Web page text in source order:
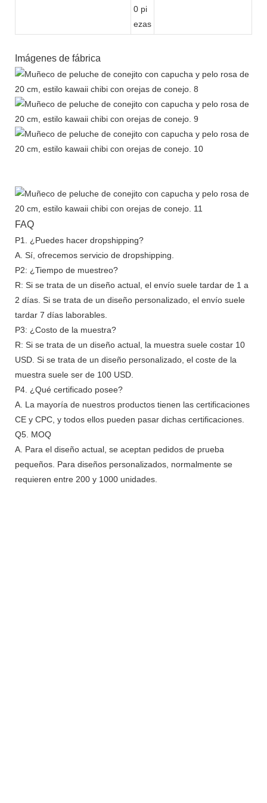
0 pi
ezas
Imágenes de fábrica
FAQ
P1. ¿Puedes hacer dropshipping?
A. Sí, ofrecemos servicio de dropshipping.
P2: ¿Tiempo de muestreo?
R: Si se trata de un diseño actual, el envío suele tardar de 1 a
2 días. Si se trata de un diseño personalizado, el envío suele
tardar 7 días laborables.
P3: ¿Costo de la muestra?
R: Si se trata de un diseño actual, la muestra suele costar 10
USD. Si se trata de un diseño personalizado, el coste de la
muestra suele ser de 100 USD.
P4. ¿Qué certificado posee?
A. La mayoría de nuestros productos tienen las certificaciones
CE y CPC, y todos ellos pueden pasar dichas certificaciones.
Q5. MOQ
A. Para el diseño actual, se aceptan pedidos de prueba
pequeños. Para diseños personalizados, normalmente se
requieren entre 200 y 1000 unidades.